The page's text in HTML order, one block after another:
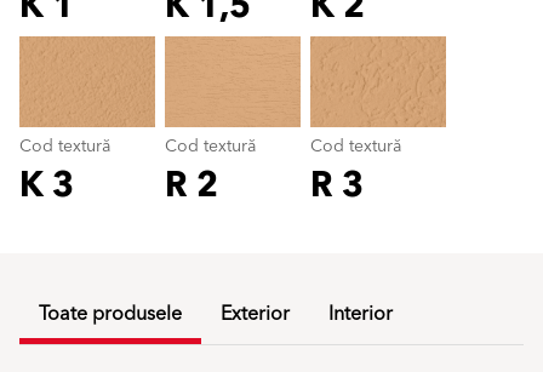
Cod textură
K 3
Cod textură
R 2
Cod textură
R 3
Cod textură
color_name
Toate produsele Exterior Interior